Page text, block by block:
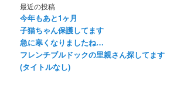
シ
ョ
ン
最近の投稿
今年もあと1ヶ月
子猫ちゃん保護してます
急に寒くなりましたね…
フレンチブルドックの里親さん探してます
(タイトルなし)